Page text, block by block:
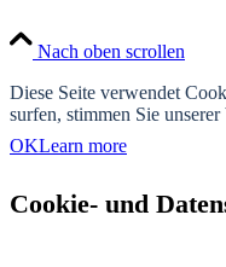
Nach oben scrollen
Diese Seite verwendet
surfen, stimmen Sie
OKLearn more
Cookie- und